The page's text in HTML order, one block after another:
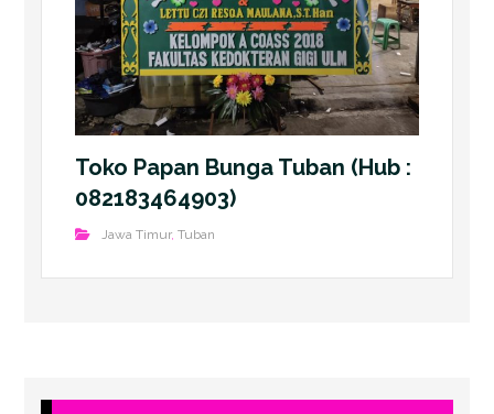
Toko Papan Bunga Tuban (Hub :
082183464903)
Jawa Timur,Tuban